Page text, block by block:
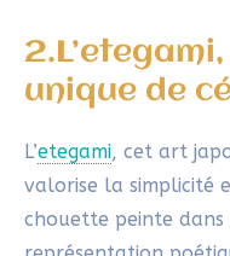
unique de
L’etegami, cet art
valorise la simplicité
chouette peinte